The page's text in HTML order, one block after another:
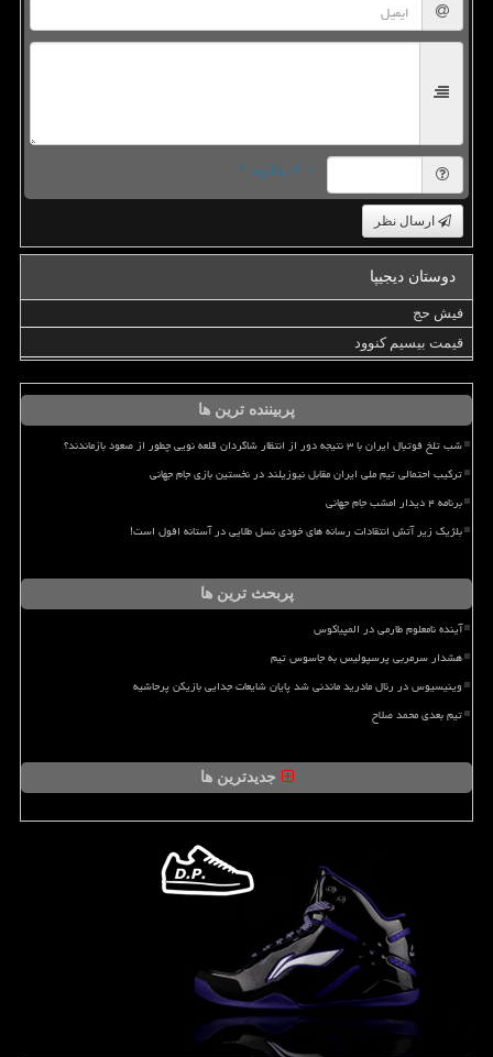
= ۲ بعلاوه ۳
ارسال نظر
دوستان دیجیپا
فیش حج
قیمت بیسیم کنوود
پربیننده ترین ها
شب تلخ فوتبال ایران با ۳ نتیجه دور از انتظار شاگردان قلعه نویی چطور از صعود بازماندند؟
ترکیب احتمالی تیم ملی ایران مقابل نیوزیلند در نخستین بازی جام جهانی
برنامه ۴ دیدار امشب جام جهانی
بلژیک زیر آتش انتقادات رسانه های خودی نسل طلایی در آستانه افول است!
پربحث ترین ها
آینده نامعلوم طارمی در المپیاکوس
هشدار سرمربی پرسپولیس به جاسوس تیم
وینیسیوس در رئال مادرید ماندنی شد پایان شایعات جدایی بازیکن پرحاشیه
تیم بعدی محمد صلاح
جدیدترین ها